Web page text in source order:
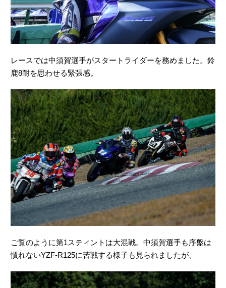
レースでは中須賀選手がスタートライダーを務めました。鈴
鹿8耐を思わせる緊張感。
ご覧のように第1スティントは大混戦。中須賀選手も序盤は
慣れないYZF-R125に苦戦する様子も見られましたが、